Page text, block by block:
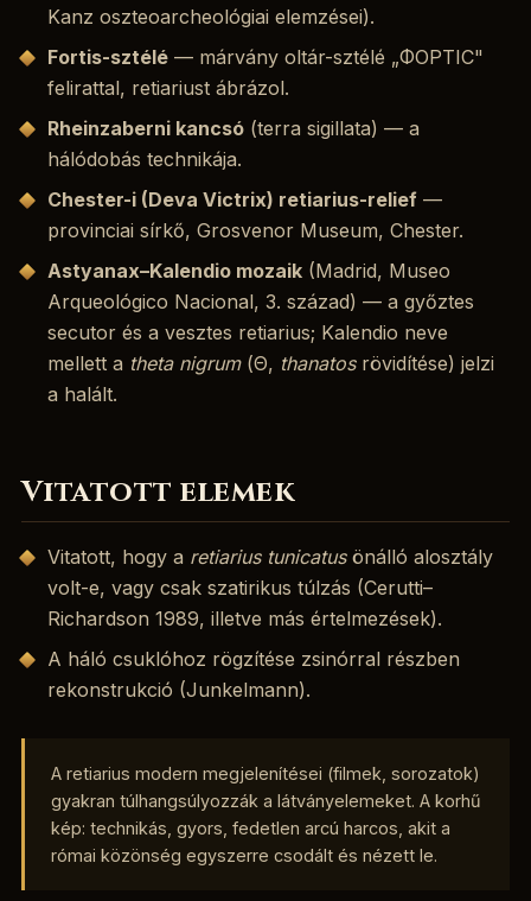
Kanz oszteoarcheológiai elemzései).
Fortis-sztélé — márvány oltár-sztélé „ΦΟΡΤΙϹ"
felirattal, retiariust ábrázol.
Rheinzaberni kancsó (terra sigillata) — a
hálódobás technikája.
Chester-i (Deva Victrix) retiarius-relief —
provinciai sírkő, Grosvenor Museum, Chester.
Astyanax–Kalendio mozaik (Madrid, Museo
Arqueológico Nacional, 3. század) — a győztes
secutor és a vesztes retiarius; Kalendio neve
mellett a theta nigrum(Θ, thanatosrövidítése) jelzi
a halált.
Vitatott elemek
Vitatott, hogy a retiarius tunicatusönálló alosztály
volt-e, vagy csak szatirikus túlzás (Cerutti–
Richardson 1989, illetve más értelmezések).
A háló csuklóhoz rögzítése zsinórral részben
rekonstrukció (Junkelmann).
A retiarius modern megjelenítései (filmek, sorozatok)
gyakran túlhangsúlyozzák a látványelemeket. A korhű
kép: technikás, gyors, fedetlen arcú harcos, akit a
római közönség egyszerre csodált és nézett le.